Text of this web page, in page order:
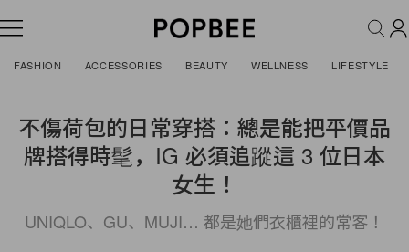
FASHION ACCESSORIES BEAUTY WELLNESS LIFESTYLE
不傷荷包的日常穿搭：總是能把平價品
牌搭得時髦，IG 必須追蹤這 3 位日本
女生！
UNIQLO、GU、MUJI… 都是她們衣櫃裡的常客！